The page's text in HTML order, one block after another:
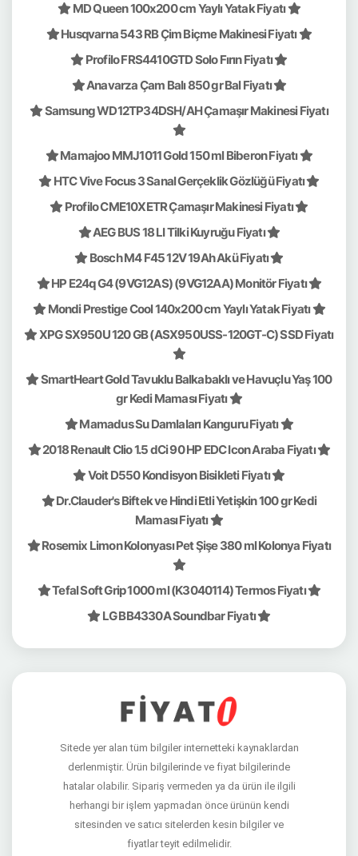
MD Queen 100x200 cm Yaylı Yatak Fiyatı
Husqvarna 543 RB Çim Biçme Makinesi Fiyatı
Profilo FRS4410GTD Solo Fırın Fiyatı
Anavarza Çam Balı 850 gr Bal Fiyatı
Samsung WD12TP34DSH/AH Çamaşır Makinesi Fiyatı
Mamajoo MMJ1011 Gold 150 ml Biberon Fiyatı
HTC Vive Focus 3 Sanal Gerçeklik Gözlüğü Fiyatı
Profilo CME10XETR Çamaşır Makinesi Fiyatı
AEG BUS 18 LI Tilki Kuyruğu Fiyatı
Bosch M4 F45 12V 19Ah Akü Fiyatı
HP E24q G4 (9VG12AS) (9VG12AA) Monitör Fiyatı
Mondi Prestige Cool 140x200 cm Yaylı Yatak Fiyatı
XPG SX950U 120 GB (ASX950USS-120GT-C) SSD Fiyatı
SmartHeart Gold Tavuklu Balkabaklı ve Havuçlu Yaş 100
gr Kedi Maması Fiyatı
Mamadus Su Damlaları Kanguru Fiyatı
2018 Renault Clio 1.5 dCi 90 HP EDC Icon Araba Fiyatı
Voit D550 Kondisyon Bisikleti Fiyatı
Dr.Clauder's Biftek ve Hindi Etli Yetişkin 100 gr Kedi
Maması Fiyatı
Rosemix Limon Kolonyası Pet Şişe 380 ml Kolonya Fiyatı
Tefal Soft Grip 1000 ml (K3040114) Termos Fiyatı
LG BB4330A Soundbar Fiyatı
Sitede yer alan tüm bilgiler internetteki kaynaklardan
derlenmiştir. Ürün bilgilerinde ve fiyat bilgilerinde
hatalar olabilir. Sipariş vermeden ya da ürün ile ilgili
herhangi bir işlem yapmadan önce ürünün kendi
sitesinden ve satıcı sitelerden kesin bilgiler ve
fiyatlar teyit edilmelidir.